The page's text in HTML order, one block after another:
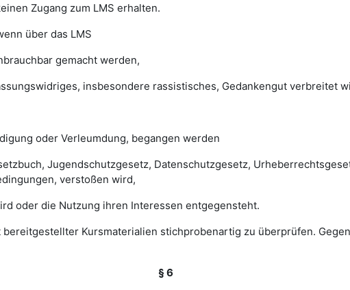
Zugang zum LMS erhalten.
über das LMS
gemacht werden,
insbesondere rassistisches, Gedankengut verbreitet
oder Verleumdung, begangen werden
Jugendschutzgesetz, Datenschutzgesetz,
verstoßen wird,
oder die Nutzung ihren Interessen entgegensteht.
Kursmaterialien stichprobenartig zu überprüfen.
§ 6